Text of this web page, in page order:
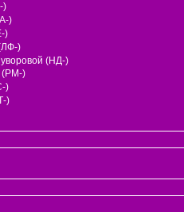
)
)
)
)
(НД-)
(РМ-)
)
)